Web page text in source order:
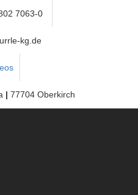
7063-0
kg.de
| 77704 Oberkirch